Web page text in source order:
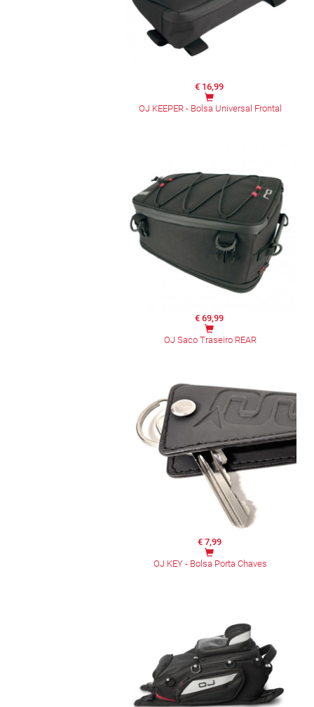
€ 16,99
OJ KEEPER - Bolsa Universal Frontal
€ 69,99
OJ Saco Traseiro REAR
€ 7,99
OJ KEY - Bolsa Porta Chaves